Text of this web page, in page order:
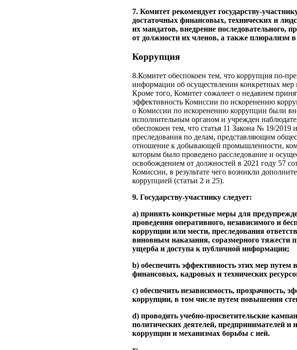
7. Комитет рекомендует государству-
достаточных финансовых, технических и
их мандатов, внедрение последовательного,
от должности их членов, а также плюрализм
Коррупция
8.Комитет обеспокоен тем, что коррупция по-
информации об осуществлении конкретных
Кроме того, Комитет сожалеет о недавнем
эффективность Комиссии по искоренению
о Комиссии по искоренению коррупции были
исполнительным органом и учрежден
обеспокоен тем, что статья 11 Закона № 19/2019
преследования по делам, представляющим
отношение к добывающей промышленности,
которым было проведено расследование и
освобождением от должностей в 2021 году 57
Комиссии, в результате чего возникли
коррупцией (статьи 2 и 25).
9. Государству-участнику следует:
a) принять конкретные меры для
проведения оперативного, независимого и
коррупции или мести, преследования
виновным наказания, соразмерного тяжести
ущерба и доступа к публичной информации;
b) обеспечить эффективность этих мер
финансовых, кадровых и технических
c) обеспечить независимость, прозрачность,
коррупции, в том числе путем повышения
d) проводить учебно-просветительские
политических деятелей, предпринимателей
коррупции и механизмах борьбы с ней.